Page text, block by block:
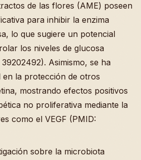
de las flores (AME) poseen
para inhibir la enzima
lo que sugiere un potencial
los niveles de glucosa
Asimismo, se ha
en la protección de otros
mostrando efectos positivos
no proliferativa mediante la
como el VEGF (PMID:
sobre la microbiota